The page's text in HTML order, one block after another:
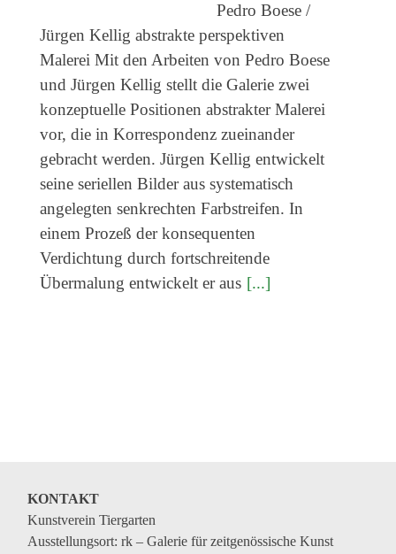
Pedro Boese /
Jürgen Kellig abstrakte perspektiven
Malerei Mit den Arbeiten von Pedro Boese
und Jürgen Kellig stellt die Galerie zwei
konzeptuelle Positionen abstrakter Malerei
vor, die in Korrespondenz zueinander
gebracht werden. Jürgen Kellig entwickelt
seine seriellen Bilder aus systematisch
angelegten senkrechten Farbstreifen. In
einem Prozeß der konsequenten
Verdichtung durch fortschreitende
Übermalung entwickelt er aus [...]
KONTAKT
Kunstverein Tiergarten
Ausstellungsort: rk – Galerie für zeitgenössische Kunst